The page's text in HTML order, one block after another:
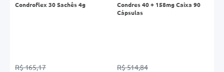
Condroflex 30 Sachês 4g
R$ 165,17
Condres 40 + 158mg Caixa 90
Cápsulas
R$ 514,84